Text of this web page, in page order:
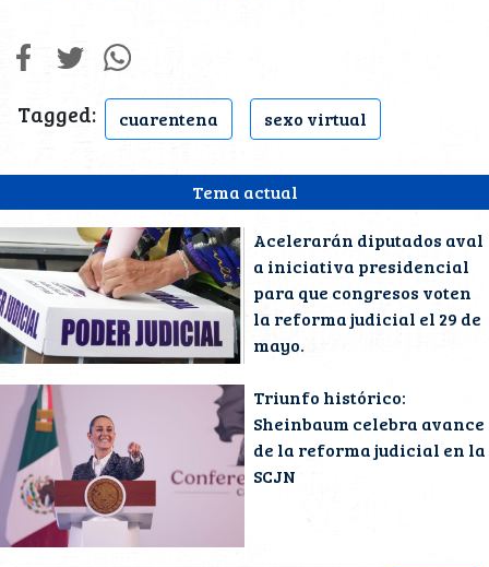
Tema actual
Acelerarán diputados aval
a iniciativa presidencial
para que congresos voten
la reforma judicial el 29 de
mayo.
Triunfo histórico:
Sheinbaum celebra avance
de la reforma judicial en la
SCJN
Tagged: cuarentena sexo virtual